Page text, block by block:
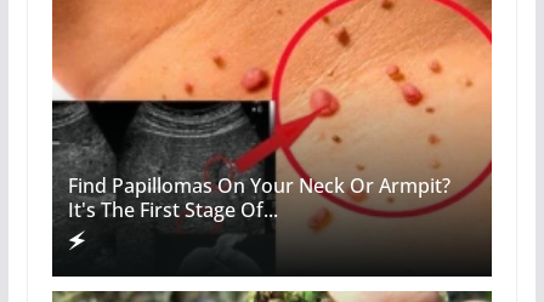
Find Papillomas On Your Neck Or Armpit?
It's The First Stage Of...